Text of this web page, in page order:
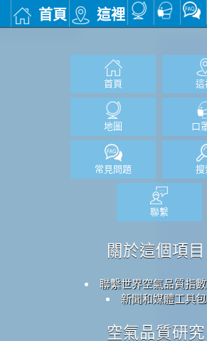
首頁 這裡
首頁 這
地圖 口
常見問題 搜
聯繫
關於這個項目
聯繫世界空氣品質指
新聞和媒體工具包
空氣品質研究